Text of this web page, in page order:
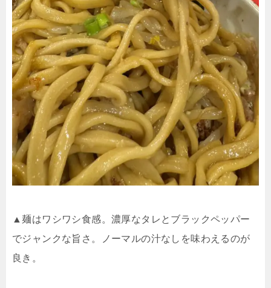
▲麺はワシワシ食感。濃厚なタレとブラックペッパー
でジャンクな旨さ。ノーマルの汁なしを味わえるのが
良き。